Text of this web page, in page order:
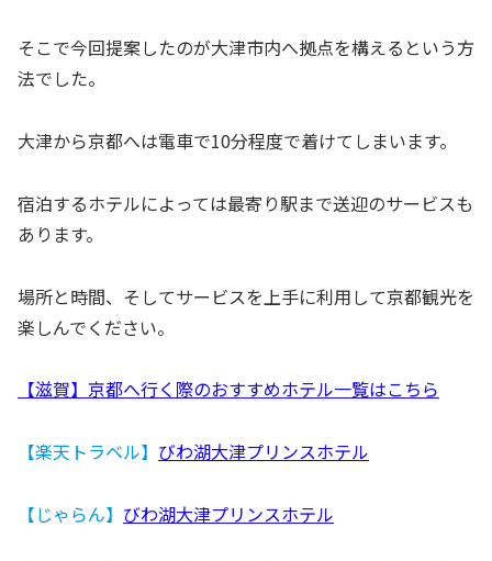
そこで今回提案したのが大津市内へ拠点を構えるという方
法でした。
大津から京都へは電車で10分程度で着けてしまいます。
宿泊するホテルによっては最寄り駅まで送迎のサービスも
あります。
場所と時間、そしてサービスを上手に利用して京都観光を
楽しんでください。
【滋賀】京都へ行く際のおすすめホテル一覧はこちら
【楽天トラベル】 びわ湖大津プリンスホテル
【じゃらん】 びわ湖大津プリンスホテル